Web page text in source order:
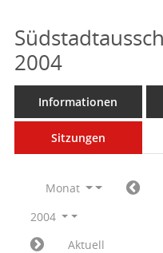
2004
Informationen
Sitzungen
Monat
2004
Aktuell